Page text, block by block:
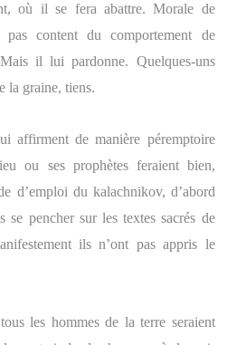
où il se fera abattre. Morale de
pas content du comportement de
il lui pardonne. Quelques-uns
la graine, tiens.
affirment de manière péremptoire
ou ses prophètes feraient bien,
d’emploi du kalachnikov, d’abord
se pencher sur les textes sacrés de
ils n’ont pas appris le
les hommes de la terre seraient